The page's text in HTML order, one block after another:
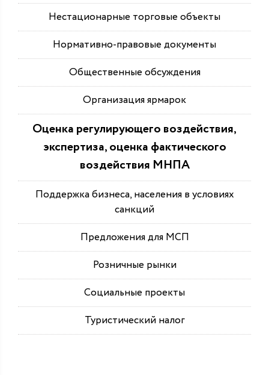
Нестационарные торговые объекты
Нормативно-правовые документы
Общественные обсуждения
Организация ярмарок
Оценка регулирующего воздействия,
экспертиза, оценка фактического
воздействия МНПА
Поддержка бизнеса, населения в условиях
санкций
Предложения для МСП
Розничные рынки
Социальные проекты
Туристический налог